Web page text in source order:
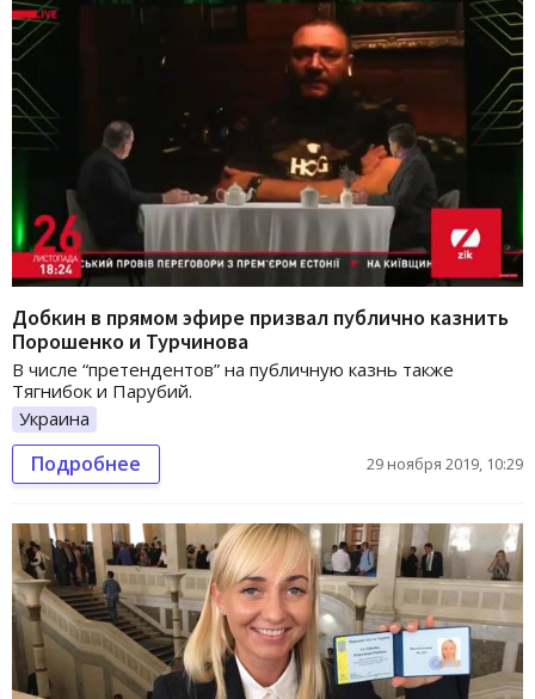
Добкин в прямом эфире призвал публично казнить
Порошенко и Турчинова
В числе “претендентов” на публичную казнь также
Тягнибок и Парубий.
Украина
Подробнее 29 ноября 2019, 10:29